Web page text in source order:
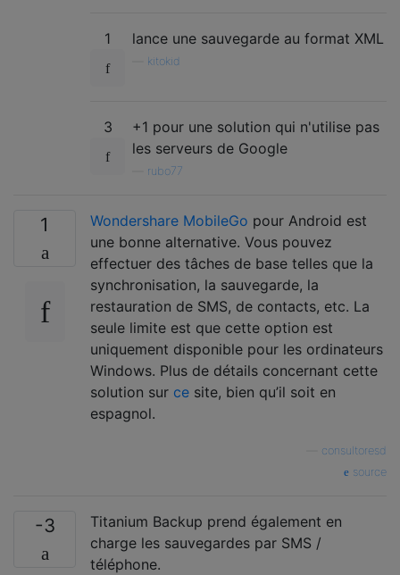
1 lance une sauvegarde au format XML
kitokid
3
+1 pour une solution qui n'utilise pas
les serveurs de Google
rubo77
1 Wondershare MobileGo pour Android est
une bonne alternative. Vous pouvez
effectuer des tâches de base telles que la
synchronisation, la sauvegarde, la
restauration de SMS, de contacts, etc. La
seule limite est que cette option est
uniquement disponible pour les ordinateurs
Windows. Plus de détails concernant cette
solution sur ce site, bien qu’il soit en
espagnol.
consultoresd
source
-3
Titanium Backup prend également en
charge les sauvegardes par SMS /
téléphone.